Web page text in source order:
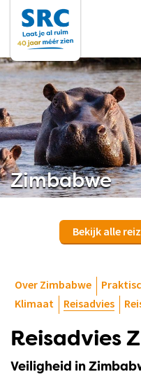
Zimbabwe
Bekijk alle
Over Zimbabwe
Klimaat
Reisadvies
Reisadvies
Veiligheid in